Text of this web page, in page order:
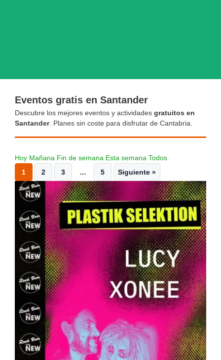
Eventos gratis en Santander
Descubre los mejores eventos y actividades gratuitos en
Santander. Planes sin coste para disfrutar de Cantabria.
Hoy Mañana Fin de semana Esta semana Todos
1
2 3 … 5 Siguiente »